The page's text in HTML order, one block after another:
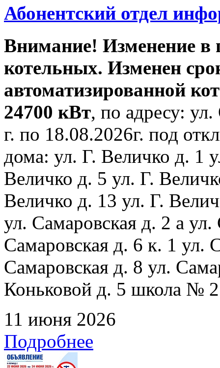
Абонентский отдел
Внимание! Изменение в
котельных. Изменен
автоматизированной
24700 кВт, по адресу:
г. по 18.08.2026г. под
дома: ул. Г. Величко д. 1
Величко д. 5 ул. Г.
Величко д. 13 ул. Г.
ул. Самаровская д. 2 а
Самаровская д. 6 к. 1 ул.
Самаровская д. 8 ул.
Коньковой д. 5 школа №
11 июня 2026
Подробнее